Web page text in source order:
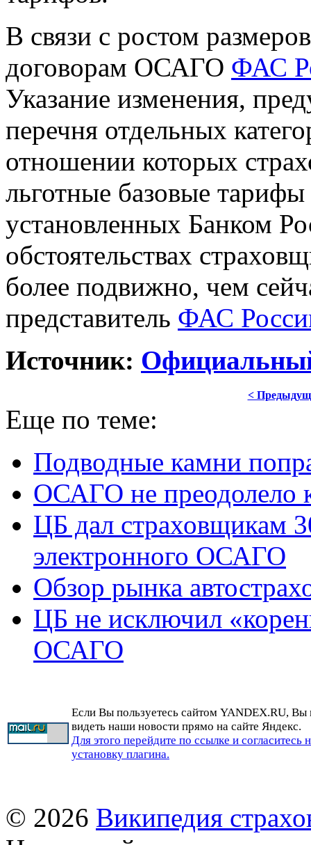
В связи с ростом
договорам ОСАГО ФАС
Указание изменения,
перечня отдельных
отношении которых
льготные базовые
установленных Банком
обстоятельствах
более подвижно, чем
представитель ФАС
Источник:
<
Еще по теме:
Подводные камни
ОСАГО не преодолело
ЦБ дал страховщикам
электронного ОСАГО
Обзор рынка
ЦБ не исключил
ОСАГО
Если Вы пользуетесь сайтом YANDEX.RU, Вы
видеть наши новости прямо на сайте Яндекс.
Для этого перейдите по ссылке и согласитесь
установку плагина.
© 2026 Википедия